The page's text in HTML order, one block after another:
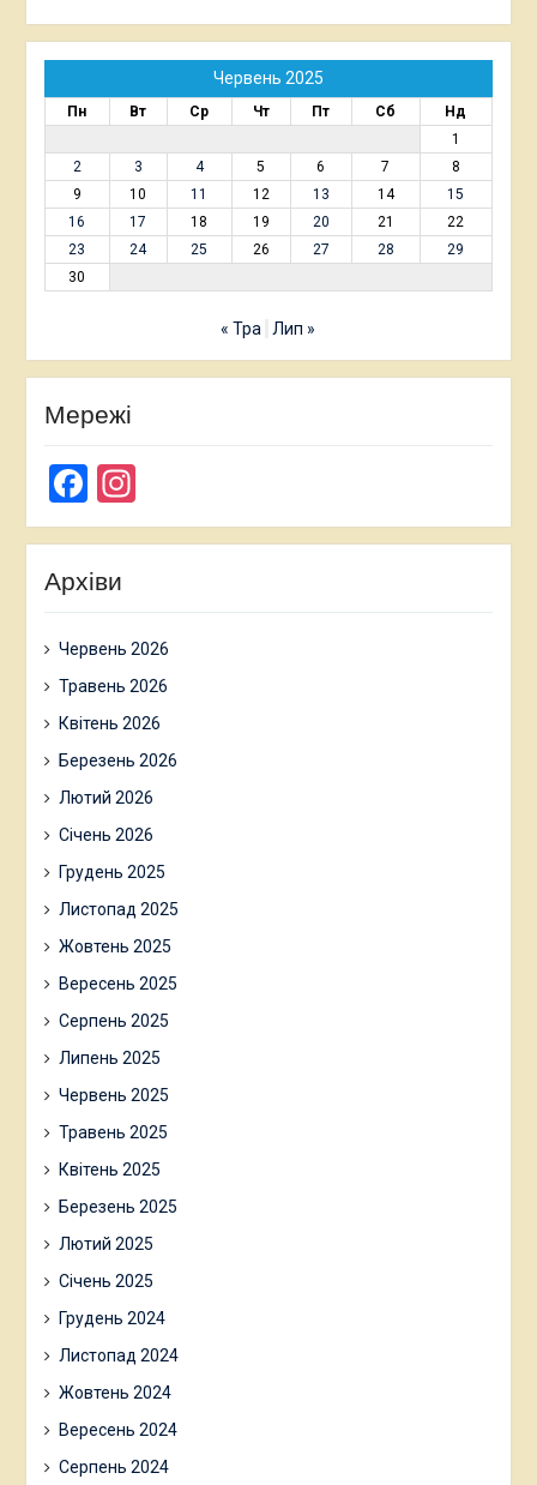
Червень 2025
Пн Вт Ср Чт Пт Сб
Нд
1
2
3 4 5 6 7
8
9
10 11 12 13 14
15
16
17 18 19 20 21
22
23
24 25 26 27 28
29
30
« Тра Лип »
Мережі
Facebook
Instagram
Архіви
Червень 2026
Травень 2026
Квітень 2026
Березень 2026
Лютий 2026
Січень 2026
Грудень 2025
Листопад 2025
Жовтень 2025
Вересень 2025
Серпень 2025
Липень 2025
Червень 2025
Травень 2025
Квітень 2025
Березень 2025
Лютий 2025
Січень 2025
Грудень 2024
Листопад 2024
Жовтень 2024
Вересень 2024
Серпень 2024